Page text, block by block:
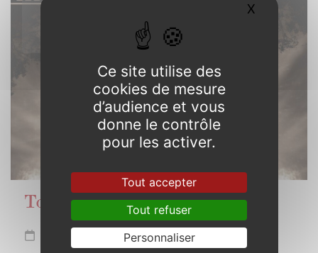
Tour de Bretagne à Concoret
Ce site utilise des
cookies de mesure
d’audience et vous
donne le contrôle
pour les activer.
Tout accepter
Tout refuser
Personnaliser
X Masquer